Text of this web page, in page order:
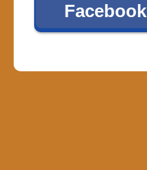
Facebook